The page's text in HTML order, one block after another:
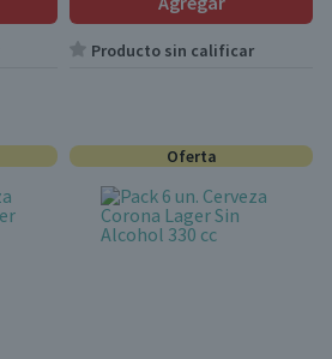
Producto sin calificar
Oferta